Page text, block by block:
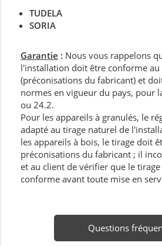
TUDELA
SORIA
Garantie : Nous vous rappelons
l'installation doit être conforme
(préconisations du fabricant) et
normes en vigueur du pays, pour
ou 24.2.
Pour les appareils à granulés, le
adapté au tirage naturel de
les appareils à bois, le tirage doit
préconisations du fabricant ; il
et au client de vérifier que le
conforme avant toute mise en
Questions